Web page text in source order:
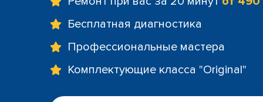
Бесплатная диагностика
Профессиональные мастера
Комплектующие класса "Original"